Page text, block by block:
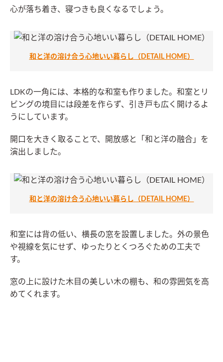
心が落ち着き、寝つきも良くなるでしょう。
和と洋の溶け合う心地いい暮らし（DETAIL HOME）
LDKの一角には、本格的な和室も作りました。和室とリ
ビングの境目には段差を作らず、引き戸も広く開けるよ
うにしています。
開口を大きく取ることで、開放感と「和と洋の融合」を
演出しました。
和と洋の溶け合う心地いい暮らし（DETAIL HOME）
和室には背の低い、横長の窓を設置しました。外の景色
や視線を気にせず、ゆったりとくつろぐための工夫で
す。
窓の上に設けた木目の美しい木の棚も、和の雰囲気を高
めてくれます。